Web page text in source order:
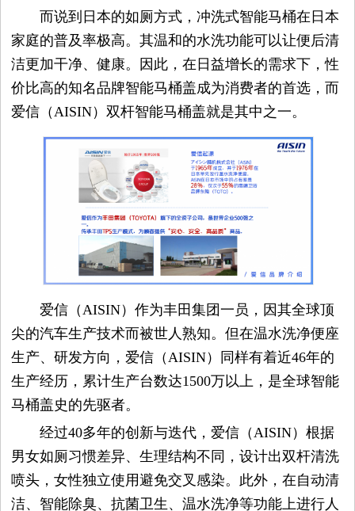
时
装
而说到日本的如厕方式，冲洗式智能马桶在日本
家庭的普及率极高。其温和的水洗功能可以让便后清
洁更加干净、健康。因此，在日益增长的需求下，性
价比高的知名品牌智能马桶盖成为消费者的首选，而
爱信（AISIN）双杆智能马桶盖就是其中之一。
爱信（AISIN）作为丰田集团一员，因其全球顶
尖的汽车生产技术而被世人熟知。但在温水洗净便座
生产、研发方向，爱信（AISIN）同样有着近46年的
生产经历，累计生产台数达1500万以上，是全球智能
马桶盖史的先驱者。
经过40多年的创新与迭代，爱信（AISIN）根据
男女如厕习惯差异、生理结构不同，设计出双杆清洗
喷头，女性独立使用避免交叉感染。此外，在自动清
洁、智能除臭、抗菌卫生、温水洗净等功能上进行人